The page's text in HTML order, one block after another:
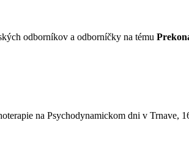
odborníkov a odborníčky na tému
na Psychodynamickom dni v Trnave,